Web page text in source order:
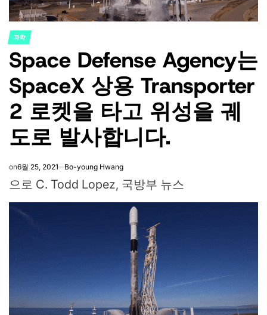
POSTED
IN
과학
Space Defense Agency는
SpaceX 상용 Transporter
2 로켓을 타고 위성을 궤
도로 발사합니다.
on6월 25, 2021 Bo-young Hwang
으로 C. Todd Lopez, 국방부 뉴스